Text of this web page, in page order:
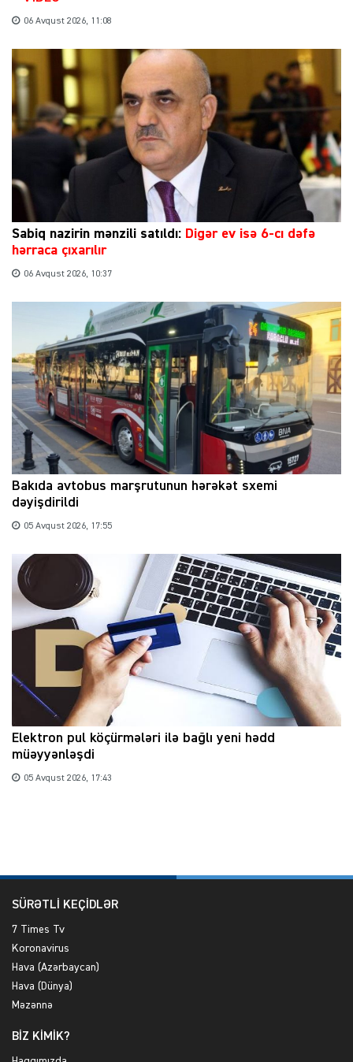
06 Avqust 2026, 11:08
Sabiq nazirin mənzili satıldı: Digər ev isə 6-cı dəfə
hərraca çıxarılır
06 Avqust 2026, 10:37
Bakıda avtobus marşrutunun hərəkət sxemi
dəyişdirildi
05 Avqust 2026, 17:55
Elektron pul köçürmələri ilə bağlı yeni hədd
müəyyənləşdi
05 Avqust 2026, 17:43
SÜRƏTLİ KEÇİDLƏR
7 Times Tv
Koronavirus
Hava (Azərbaycan)
Hava (Dünya)
Məzənnə
BİZ KİMİK?